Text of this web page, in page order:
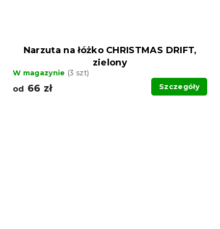
Narzuta na łóżko CHRISTMAS DRIFT,
zielony
W magazynie (3 szt)
od 66 zł Szczegóły